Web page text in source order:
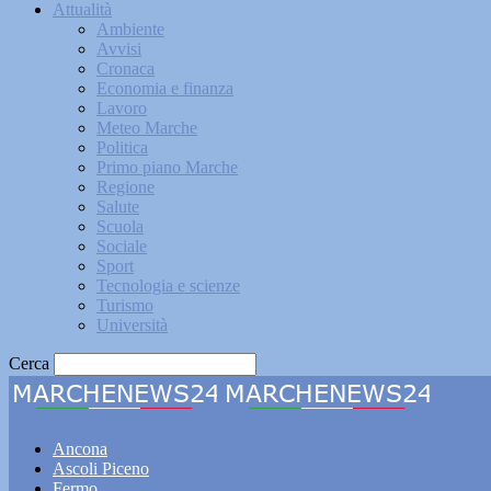
Attualità
Ambiente
Avvisi
Cronaca
Economia e finanza
Lavoro
Meteo Marche
Politica
Primo piano Marche
Regione
Salute
Scuola
Sociale
Sport
Tecnologia e scienze
Turismo
Università
Cerca
Ancona
Ascoli Piceno